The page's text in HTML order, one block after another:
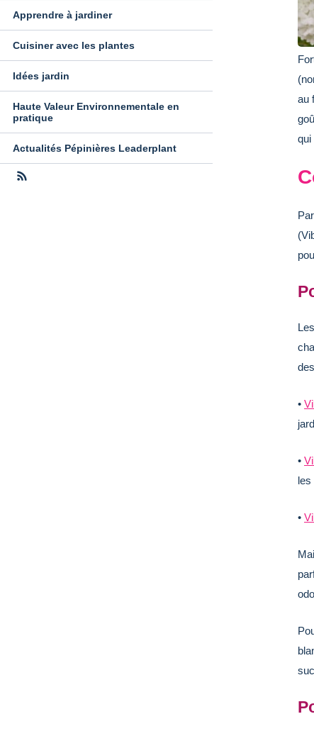
Apprendre à jardiner
Cuisiner avec les plantes
Idées jardin
Haute Valeur Environnementale en
pratique
Actualités Pépinières Leaderplant
au
qui
des
•
•
les
•